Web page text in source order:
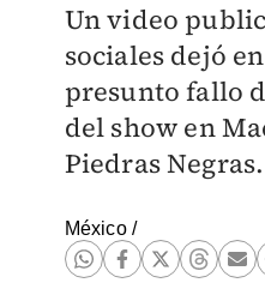
Un video
sociales dejó
presunto fallo
del show en
Piedras Negras.
México/